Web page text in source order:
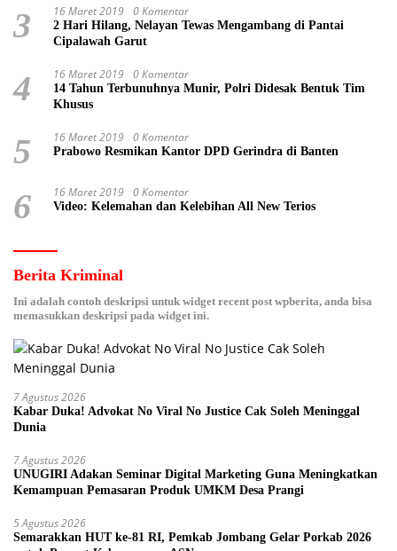
3 16 Maret 2019 0 Komentar
2 Hari Hilang, Nelayan Tewas Mengambang di Pantai
Cipalawah Garut
4 16 Maret 2019 0 Komentar
14 Tahun Terbunuhnya Munir, Polri Didesak Bentuk Tim
Khusus
5 16 Maret 2019 0 Komentar
Prabowo Resmikan Kantor DPD Gerindra di Banten
6 16 Maret 2019 0 Komentar
Video: Kelemahan dan Kelebihan All New Terios
Berita Kriminal
Ini adalah contoh deskripsi untuk widget recent post wpberita, anda bisa
memasukkan deskripsi pada widget ini.
7 Agustus 2026
Kabar Duka! Advokat No Viral No Justice Cak Soleh Meninggal
Dunia
7 Agustus 2026
UNUGIRI Adakan Seminar Digital Marketing Guna Meningkatkan
Kemampuan Pemasaran Produk UMKM Desa Prangi
5 Agustus 2026
Semarakkan HUT ke-81 RI, Pemkab Jombang Gelar Porkab 2026